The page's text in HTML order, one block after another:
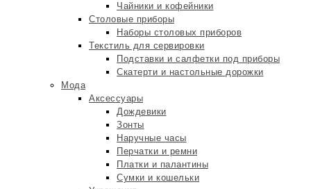
Чайники и кофейники
Столовые приборы
Наборы столовых приборов
Текстиль для сервировки
Подставки и салфетки под приборы
Скатерти и настольные дорожки
Мода
Аксессуары
Дождевики
Зонты
Наручные часы
Перчатки и ремни
Платки и палантины
Сумки и кошельки